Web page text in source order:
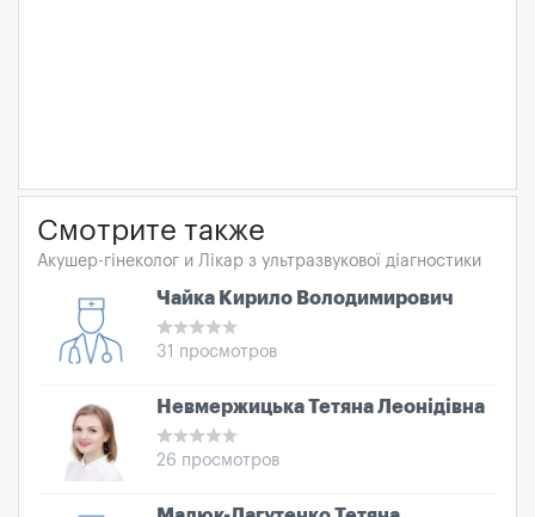
Смотрите также
Акушер-гінеколог и Лікар з ультразвукової діагностики
Чайка Кирило Володимирович
31 просмотров
Невмержицька Тетяна Леонідівна
26 просмотров